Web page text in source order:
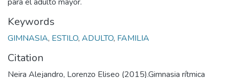
Keywords
GIMNASIA, ESTILO, ADULTO, FAMILIA
Citation
Neira Alejandro, Lorenzo Eliseo (2015).Gimnasia rítmica